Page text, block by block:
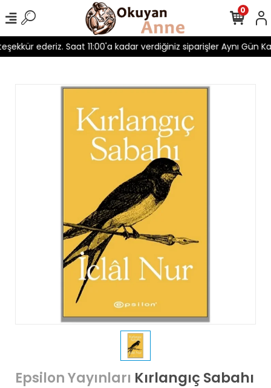
ederiz. Saat 11:00'a kadar verdiğiniz siparişler Aynı Gün
0
Epsilon Yayınları Kırlangıç Sabahı